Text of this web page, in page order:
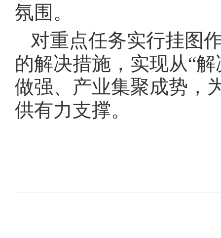
氛围。
对重点任务实行挂图
的解决措施，实现从“
做强、产业集聚成势，
供有力支撑。